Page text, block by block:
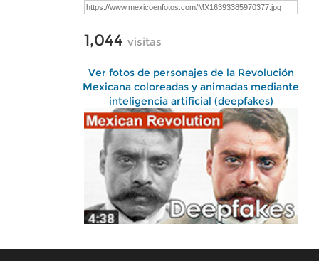
1,044 visitas
Ver fotos de personajes de la Revolución
Mexicana coloreadas y animadas mediante
inteligencia artificial (deepfakes)